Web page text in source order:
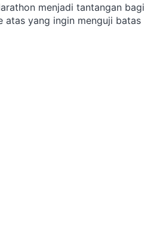
menjadi tantangan bagi
atas yang ingin menguji batas